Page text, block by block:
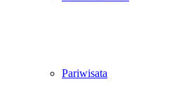
Pariwisata